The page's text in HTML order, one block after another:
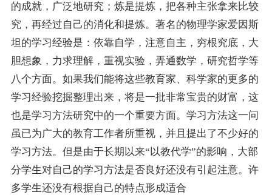
的成就，广泛地研究；炼是提炼，把各种主张拿来比较
究，再经过自己的消化和提炼。著名的物理学家爱因斯
坦的学习经验是：依靠自学，注意自主，穷根究底，大
胆想象，力求理解，重视实验，弄通数学，研究哲学等
八个方面。如果我们能将这些教育家、科学家的更多的
学习经验挖掘整理出来，将是一批非常宝贵的财富，这
也是学习方法研究中的一个重要方面。学习方法这一问
虽已为广大的教育工作者所重视，并且提出了不少好的
学习方法。但是由于长期以来“以教代学”的影响，大部
分学生对自己的学习方法是否良好还没有引起注意。许
多学生还没有根据自己的特点形成适合